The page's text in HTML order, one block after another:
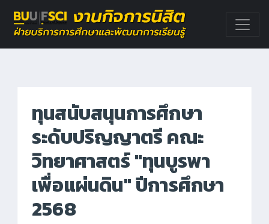
ทุนสนับสนุนการศึกษา
ระดับปริญญาตรี คณะ
วิทยาศาสตร์ "ทุนบูรพา
เพื่อแผ่นดิน" ปีการศึกษา
2568